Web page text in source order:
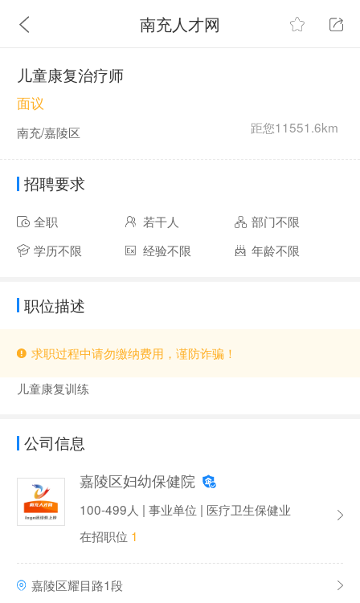
南充人才网
儿童康复治疗师
距您11551.6km
面议
南充/嘉陵区
招聘要求
全职 若干人
部门不限
学历不限
经验不限 年龄不限
职位描述
求职过程中请勿缴纳费用，谨防诈骗！
儿童康复训练
公司信息
嘉陵区妇幼保健院
100-499人 | 事业单位 | 医疗卫生保健业
在招职位 1
嘉陵区耀目路1段